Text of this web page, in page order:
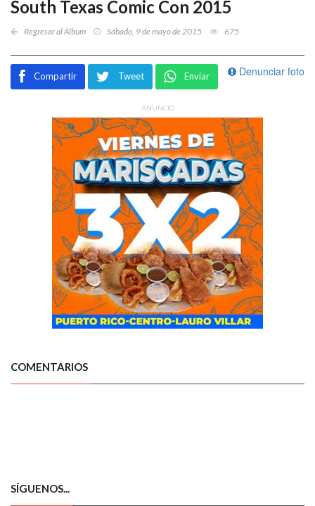
South Texas Comic Con 2015
Regresar al Álbum Sábado, 9 de mayo de 2015 675
Denunciar foto
Compartir Tweet Enviar
ANUNCIO
COMENTARIOS
SÍGUENOS...